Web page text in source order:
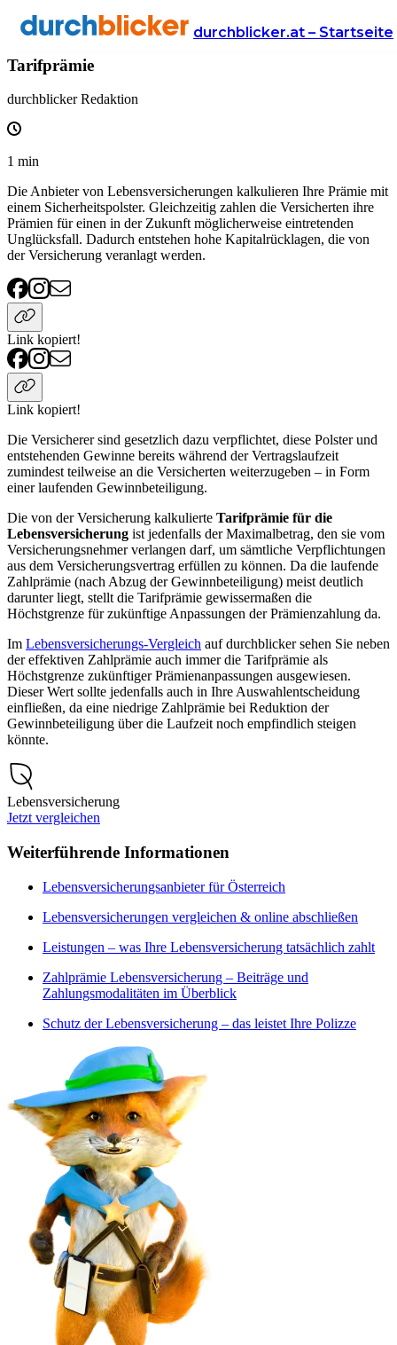
durchblicker.at – Startseite
Wissen Versicherung lebensversicherung
Tarifprämie
durchblicker Redaktion
1 min
Die Anbieter von Lebensversicherungen kalkulieren Ihre Prämie mit
einem Sicherheitspolster. Gleichzeitig zahlen die Versicherten ihre
Prämien für einen in der Zukunft möglicherweise eintretenden
Unglücksfall. Dadurch entstehen hohe Kapitalrücklagen, die von
der Versicherung veranlagt werden.
Link kopiert!
Link kopiert!
Die Versicherer sind gesetzlich dazu verpflichtet, diese Polster und
entstehenden Gewinne bereits während der Vertragslaufzeit
zumindest teilweise an die Versicherten weiterzugeben – in Form
einer laufenden Gewinnbeteiligung.
Die von der Versicherung kalkulierte Tarifprämie für die
Lebensversicherung ist jedenfalls der Maximalbetrag, den sie vom
Versicherungsnehmer verlangen darf, um sämtliche Verpflichtungen
aus dem Versicherungsvertrag erfüllen zu können. Da die laufende
Zahlprämie (nach Abzug der Gewinnbeteiligung) meist deutlich
darunter liegt, stellt die Tarifprämie gewissermaßen die
Höchstgrenze für zukünftige Anpassungen der Prämienzahlung da.
Im Lebensversicherungs-Vergleich auf durchblicker sehen Sie neben
der effektiven Zahlprämie auch immer die Tarifprämie als
Höchstgrenze zukünftiger Prämienanpassungen ausgewiesen.
Dieser Wert sollte jedenfalls auch in Ihre Auswahlentscheidung
einfließen, da eine niedrige Zahlprämie bei Reduktion der
Gewinnbeteiligung über die Laufzeit noch empfindlich steigen
könnte.
Lebensversicherung
Jetzt vergleichen
Weiterführende Informationen
Lebensversicherungsanbieter für Österreich
Lebensversicherungen vergleichen & online abschließen
Leistungen – was Ihre Lebensversicherung tatsächlich zahlt
Zahlprämie Lebensversicherung – Beiträge und
Zahlungsmodalitäten im Überblick
Schutz der Lebensversicherung – das leistet Ihre Polizze